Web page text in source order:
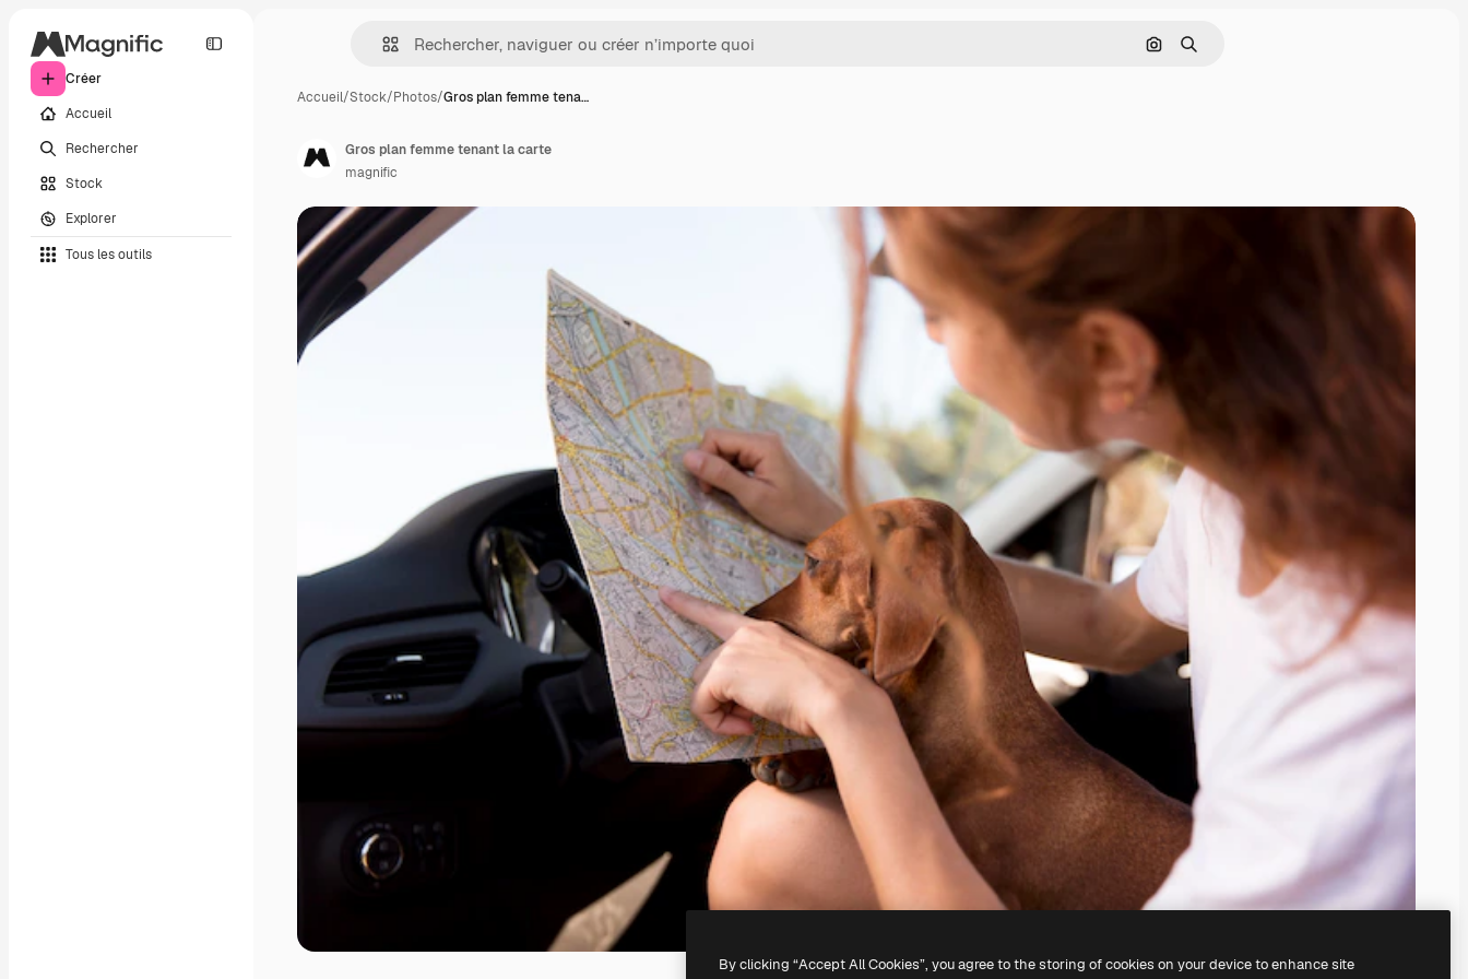
Créer
Accueil
Rechercher
Stock
Explorer
Tous les outils
Rechercher par image
Rechercher
Accueil/Stock/Photos/Gros plan femme tena…
Gros plan femme tenant la carte
magnific
By clicking “Accept All Cookies”, you agree to the storing of cookies on your device to enhance site